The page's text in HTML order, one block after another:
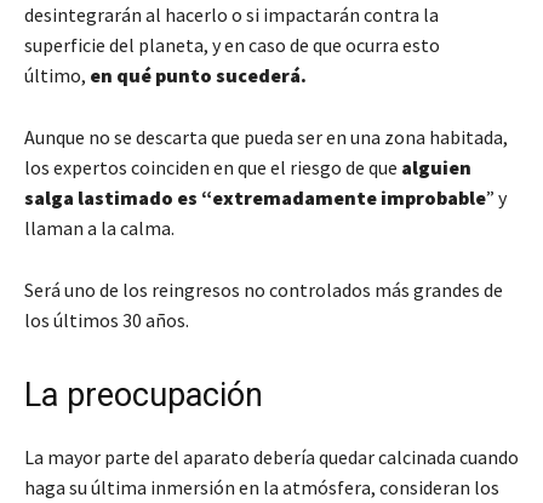
desintegrarán al hacerlo o si impactarán contra la
superficie del planeta, y en caso de que ocurra esto
último, en qué punto sucederá.
Aunque no se descarta que pueda ser en una zona habitada,
los expertos coinciden en que el riesgo de que alguien
salga lastimado es “extremadamente improbable” y
llaman a la calma.
Será uno de los reingresos no controlados más grandes de
los últimos 30 años.
La preocupación
La mayor parte del aparato debería quedar calcinada cuando
haga su última inmersión en la atmósfera, consideran los